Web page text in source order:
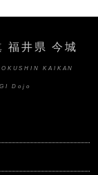
福井県 今城
KAIKAN
Dojo